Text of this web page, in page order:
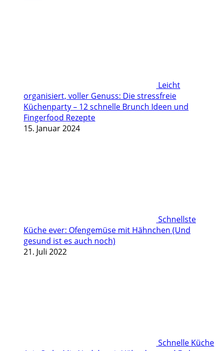
Leicht
organisiert, voller Genuss: Die stressfreie
Küchenparty – 12 schnelle Brunch Ideen und
Fingerfood Rezepte
15. Januar 2024
Schnellste
Küche ever: Ofengemüse mit Hähnchen (Und
gesund ist es auch noch)
21. Juli 2022
Schnelle Küche